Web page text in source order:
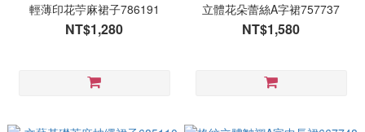
輕薄印花苧麻裙子786191
NT$1,280
立體花朵蕾絲A字裙757737
NT$1,580